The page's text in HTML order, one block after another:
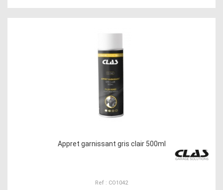
Appret garnissant gris clair 500ml
Ref : CO1042